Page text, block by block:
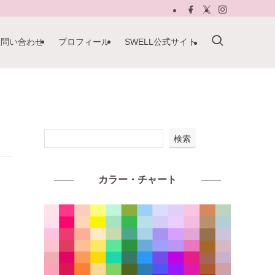
い合わせ プロフィール SWELL公式サイト
検索
カラー・チャート